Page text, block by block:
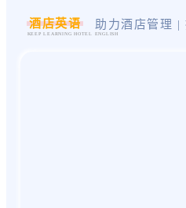
酒店英语 助力酒店管理 |